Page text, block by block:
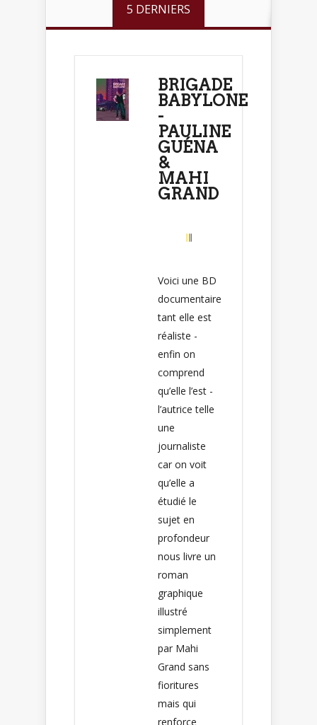
5 DERNIERS
BRIGADE
BABYLONE
-
PAULINE
GUÉNA
&
MAHI
GRAND
Voici une BD
documentaire
tant elle est
réaliste -
enfin on
comprend
qu’elle l’est -
l’autrice telle
une
journaliste
car on voit
qu’elle a
étudié le
sujet en
profondeur
nous livre un
roman
graphique
illustré
simplement
par Mahi
Grand sans
fioritures
mais qui
renforce